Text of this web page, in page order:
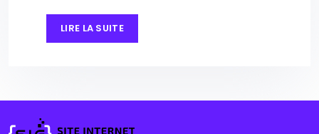
LIRE LA SUITE